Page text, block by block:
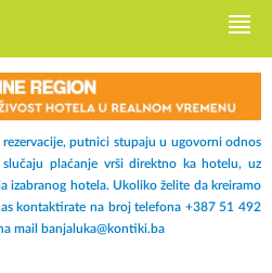
putnici stupaju u ugovorni odnos
plaćanje vrši direktno ka hotelu, uz
izabranog hotela. Ukoliko želite da kreiramo
kontaktirate na broj telefona +387 51 492
mail banjaluka@kontiki.ba